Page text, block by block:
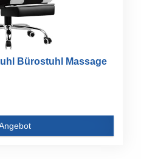
Bürostuhl Massage